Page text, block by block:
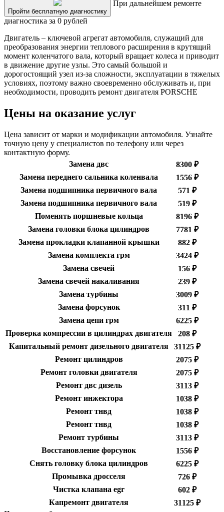
Пройти бесплатную диагностику
При дальнейшем ремонте
диагностика за 0 рублей
Двигатель – ключевой агрегат автомобиля, служащий для
преобразования энергии теплового расширения в крутящий
момент коленчатого вала, который вращает колеса и приводит
в движение другие узлы. Это самый большой и
дорогостоящий узел из-за сложности, эксплуатации в тяжелых
условиях, поэтому важно своевременно обслуживать и, при
необходимости, проводить ремонт двигателя PORSCHE
Цены на оказание услуг
Цена зависит от марки и модификации автомобиля. Узнайте
точную цену у специалистов по телефону или через
контактную форму.
Замена двс
8300 ₽
Замена переднего сальника коленвала
1556 ₽
Замена подшипника первичного вала
571 ₽
Замена подшипника первичного вала
519 ₽
Поменять поршневые кольца
8196 ₽
Замена головки блока цилиндров
7781 ₽
Замена прокладки клапанной крышки
882 ₽
Замена комплекта грм
3424 ₽
Замена свечей
156 ₽
Замена свечей накаливания
239 ₽
Замена турбины
3009 ₽
Замена форсунок
311 ₽
Замена цепи грм
6225 ₽
Проверка компрессии в цилиндрах двигателя
208 ₽
Капитальный ремонт дизельного двигателя
31125 ₽
Ремонт цилиндров
2075 ₽
Ремонт головки двигателя
2075 ₽
Ремонт двс дизель
3113 ₽
Ремонт инжектора
1038 ₽
Ремонт тнвд
1038 ₽
Ремонт тнвд
1038 ₽
Ремонт турбины
3113 ₽
Восстановление форсунок
1556 ₽
Снять головку блока цилиндров
6225 ₽
Промывка дросселя
726 ₽
Чистка клапана egr
602 ₽
Капремонт двигателя
31125 ₽